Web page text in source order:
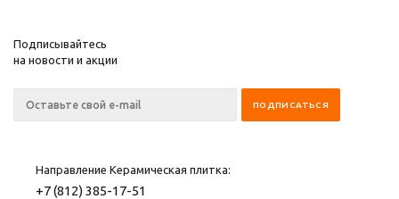
Подписывайтесь
на новости и акции
Направление Керамическая плитка:
+7 (812) 385-17-51